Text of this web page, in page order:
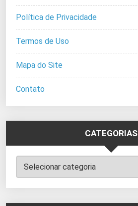
Política de Privacidade
Termos de Uso
Mapa do Site
Contato
CATEGORIAS
Categorias